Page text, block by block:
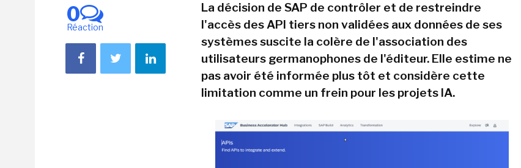
0
Réaction
La décision de SAP de contrôler et de restreindre
l'accès des API tiers non validées aux données de ses
systèmes suscite la colère de l'association des
utilisateurs germanophones de l'éditeur. Elle estime ne
pas avoir été informée plus tôt et considère cette
limitation comme un frein pour les projets IA.